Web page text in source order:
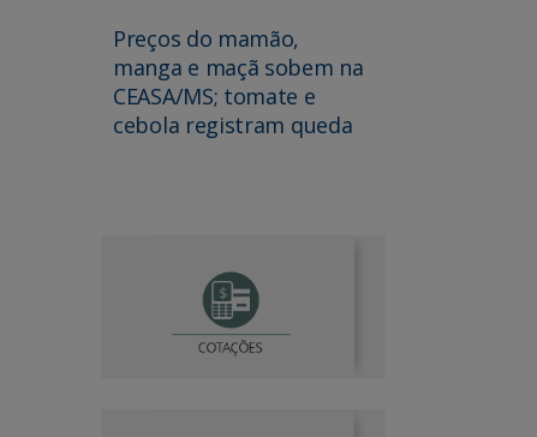
Preços do mamão,
manga e maçã sobem na
CEASA/MS; tomate e
cebola registram queda